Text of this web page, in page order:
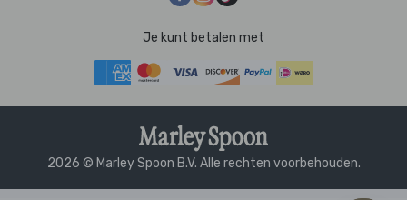
Je kunt betalen met
2026 © Marley Spoon B.V. Alle rechten voorbehouden.